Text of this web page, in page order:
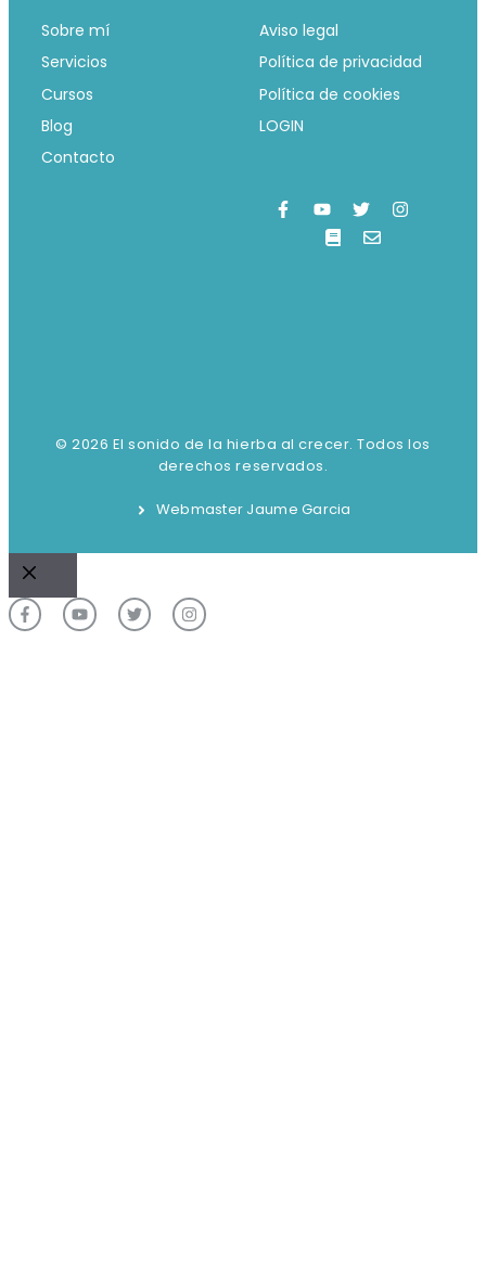
Sobre mí
Servicios
Cursos
Blog
Contacto
Aviso legal
Política de privacidad
Política de cookies
LOGIN
© 2026 El sonido de la hierba al crecer. Todos los
derechos reservados.
Webmaster Jaume Garcia
Cerrar